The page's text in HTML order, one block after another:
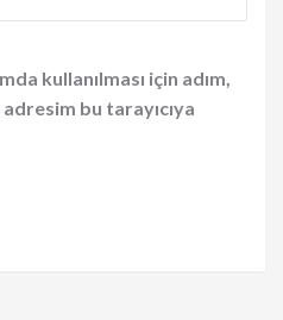
kullanılması için adım,
bu tarayıcıya